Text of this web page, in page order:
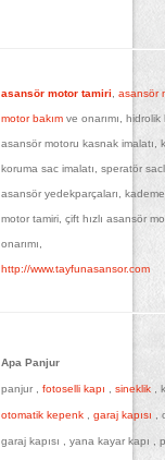
asansör motor tamiri asansör
motor bakımve onarımı, hidrolik
asansör motoru kasnak imalatı,
koruma sac imalatı, speratör
asansör yedekparçaları,
motor tamiri, çift hızlı asansör
onarımı,
http://www.tayfunasansor.com
Apa Panjur
panjur , fotoselli kapı sineklik,
otomatik kepenk, garaj kapısı ,
garaj kapısı , yana kayar kapı ,